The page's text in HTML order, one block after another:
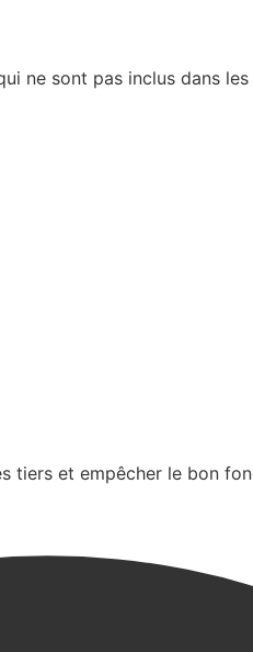
ne sont pas inclus dans
tiers et empêcher le bon